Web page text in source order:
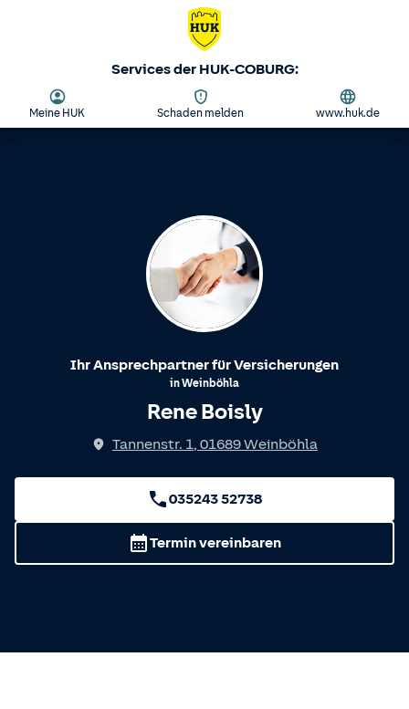
Services der HUK-COBURG:
Meine HUK Schaden melden www.huk.de
Ihr Ansprechpartner für Versicherungen
inWeinböhla
Rene Boisly
Tannenstr. 1, 01689Weinböhla
035243 52738
Termin vereinbaren